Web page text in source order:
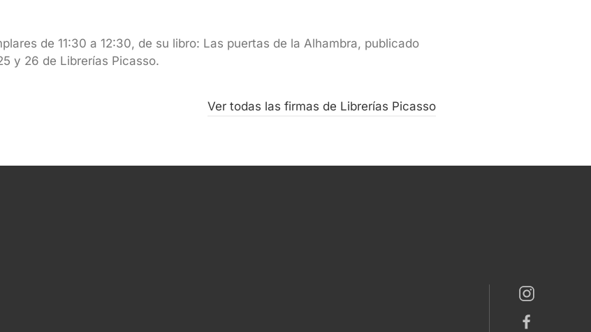
de 11:30 a 12:30, de su libro: Las puertas de la Alhambra, publicado
y 26 de Librerías Picasso.
Ver todas las firmas de Librerías Picasso